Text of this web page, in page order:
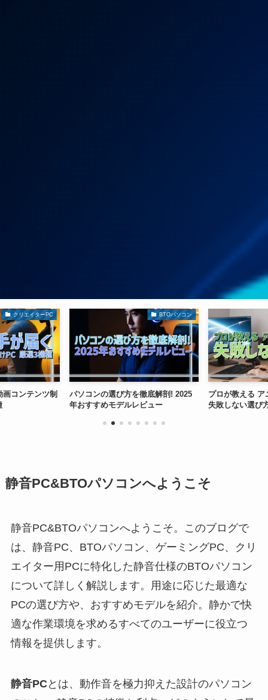
クリエイターPC
コンテンツ制
BTOパソコン
パソコンの選び方を徹底解剖! 2025
年おすすめモデルレビュー
プロが教える ア
失敗しない選び
静音PC&BTOパソコンへようこそ
静音PC&BTOパソコンへようこそ。このブログで
は、静音PC、BTOパソコン、ゲーミングPC、クリ
エイター用PCに特化した静音仕様のBTOパソコン
について詳しく解説します。用途に応じた最適な
PCの選び方や、おすすめモデルを紹介。静かで快
適な作業環境を求めるすべてのユーザーに役立つ
情報を提供します。
静音PCとは、動作音を極力抑えた設計のパソコン